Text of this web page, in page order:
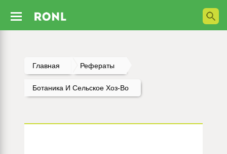
Главная Рефераты
Ботаника И Сельское Хоз-Во